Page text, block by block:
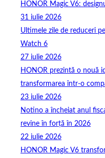
HONOR Magic V6:
31 iulie 2026
Ultimele zile de reduceri
Watch 6
27 iulie 2026
HONOR prezintă o nouă
transformarea într-o
23 iulie 2026
Notino a încheiat anul
revine în forță în 2026
22 iulie 2026
HONOR Magic V6